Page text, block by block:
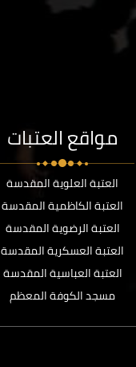
مواقع العتبات
العتبة العلوية المقدسة
العتبة الكاظمية المقدسة
العتبة الرضوية المقدسة
العتبة العسكرية المقدسة
العتبة العباسية المقدسة
مسجد الكوفة المعظم